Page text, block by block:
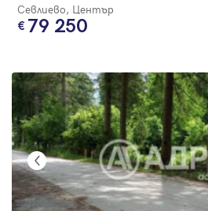
Севлиево, Център
79 250